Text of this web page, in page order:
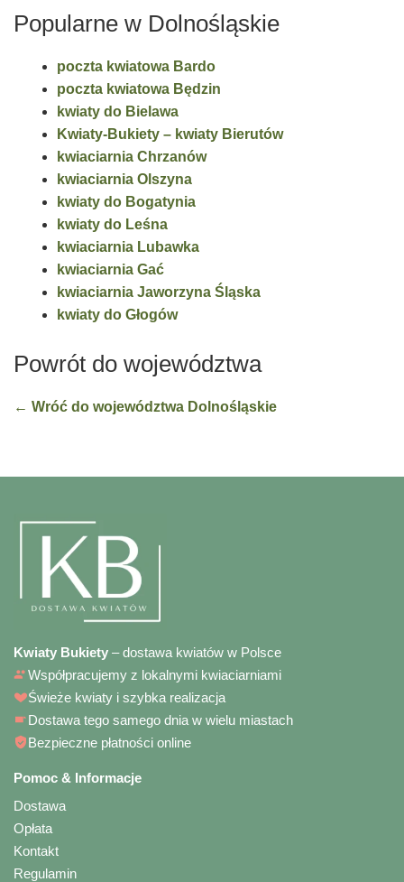
Popularne w Dolnośląskie
poczta kwiatowa Bardo
poczta kwiatowa Będzin
kwiaty do Bielawa
Kwiaty-Bukiety – kwiaty Bierutów
kwiaciarnia Chrzanów
kwiaciarnia Olszyna
kwiaty do Bogatynia
kwiaty do Leśna
kwiaciarnia Lubawka
kwiaciarnia Gać
kwiaciarnia Jaworzyna Śląska
kwiaty do Głogów
Powrót do województwa
← Wróć do województwa Dolnośląskie
Kwiaty Bukiety – dostawa kwiatów w Polsce
Współpracujemy z lokalnymi kwiaciarniami
Świeże kwiaty i szybka realizacja
Dostawa tego samego dnia w wielu miastach
Bezpieczne płatności online
Pomoc & Informacje
Dostawa
Opłata
Kontakt
Regulamin